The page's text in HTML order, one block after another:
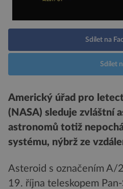
Sdílet na
Sdílet
Americký úřad pro
(NASA) sleduje zvláštní
astronomů totiž
systému, nýbrž ze
Asteroid s označením A/
19. října teleskopem